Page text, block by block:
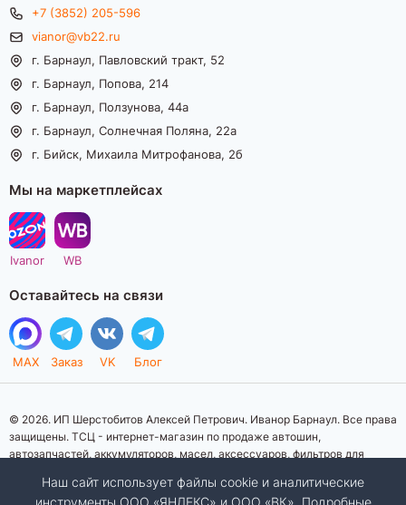
+7 (3852) 205-596
vianor@vb22.ru
г. Барнаул, Павловский тракт, 52
г. Барнаул, Попова, 214
г. Барнаул, Ползунова, 44а
г. Барнаул, Солнечная Поляна, 22а
г. Бийск, Михаила Митрофанова, 2б
Мы на маркетплейсах
Ivanor WB
Оставайтесь на связи
MAX Заказ VK Блог
© 2026. ИП Шерстобитов Алексей Петрович. Иванор Барнаул. Все права
защищены. ТСЦ - интернет-магазин по продаже автошин,
автозапчастей, аккумуляторов, масел, аксессуаров, фильтров для
информационный характер. Представленная информация о товарах, их
Наш сайт использует файлы cookie и аналитические